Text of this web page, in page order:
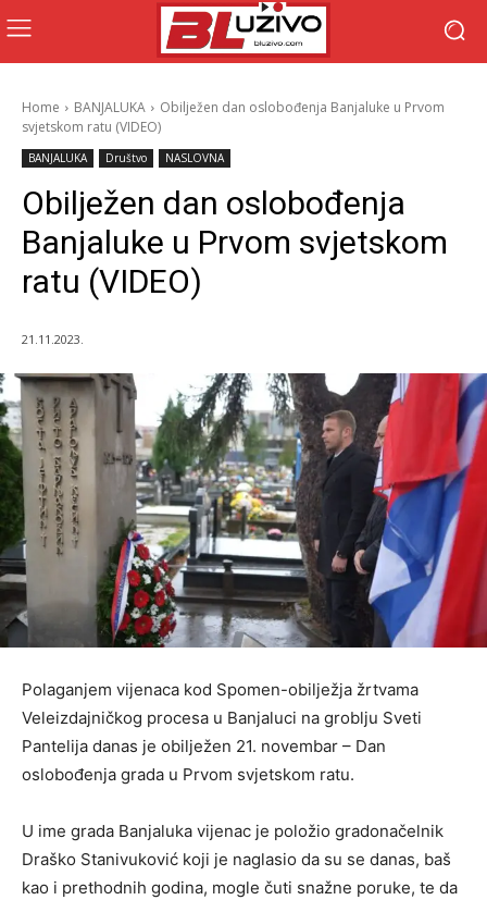
Home BANJALUKA
Obilježen dan oslobođenja Banjaluke u Prvom
svjetskom ratu (VIDEO)
BANJALUKA Društvo NASLOVNA
Obilježen dan oslobođenja
Banjaluke u Prvom svjetskom
ratu (VIDEO)
21.11.2023.
Polaganjem vijenaca kod Spomen-obilježja žrtvama
Veleizdajničkog procesa u Banjaluci na groblju Sveti
Pantelija danas je obilježen 21. novembar – Dan
oslobođenja grada u Prvom svjetskom ratu.
U ime grada Banjaluka vijenac je položio gradonačelnik
Draško Stanivuković koji je naglasio da su se danas, baš
kao i prethodnih godina, mogle čuti snažne poruke, te da